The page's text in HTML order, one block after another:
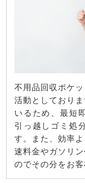
不用品回収ポケ
活動としており
いるため、最短
引っ越しゴミ処
す。また、効率
速料金やガソリ
のでその分をお